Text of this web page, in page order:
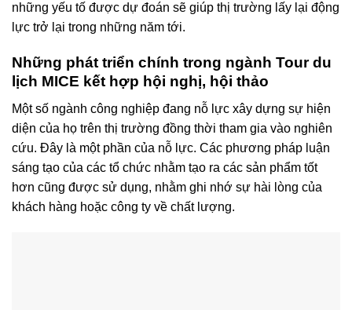
những yếu tố được dự đoán sẽ giúp thị trường lấy lại động
lực trở lại trong những năm tới.
Những phát triển chính trong ngành Tour du
lịch MICE kết hợp hội nghị, hội thảo
Một số ngành công nghiệp đang nỗ lực xây dựng sự hiện
diện của họ trên thị trường đồng thời tham gia vào nghiên
cứu. Đây là một phần của nỗ lực. Các phương pháp luận
sáng tạo của các tổ chức nhằm tạo ra các sản phẩm tốt
hơn cũng được sử dụng, nhằm ghi nhớ sự hài lòng của
khách hàng hoặc công ty về chất lượng.